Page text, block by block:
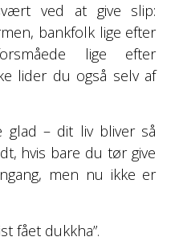
ved at give slip:
bankfolk lige efter
lige efter
lider du også selv af
– dit liv bliver så
hvis bare du tør give
men nu ikke er
fået dukkha”.